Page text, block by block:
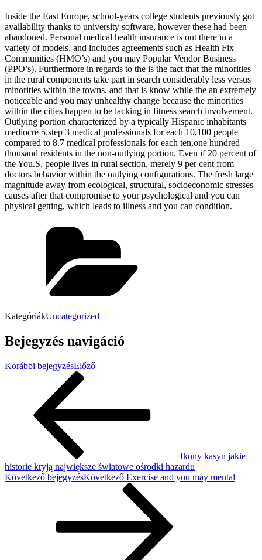
Inside the East Europe, school-years college students previously got
availability thanks to university software, however these had been
abandoned. Personal medical health insurance is out there in a
variety of models, and includes agreements such as Health Fix
Communities (HMO’s) and you may Popular Vendor Business
(PPO’s). Furthermore in regards to the is the fact that the minorities
in the rural components take part in search considerably less versus
minorities within the towns, and that is know while the an extremely
noticeable and you may unhealthy change because the minorities
within the cities happen to be lacking in fitness search involvement.
Outlying portion characterized by a typically Hispanic inhabitants
mediocre 5.step 3 medical professionals for each 10,100 people
compared to 8.7 medical professionals for each ten,one hundred
thousand residents in the non-outlying portion. Even if 20 percent of
the You.S. people lives in rural section, merely 9 per cent from
doctors behavior within the outlying configurations. The fresh large
magnitude away from ecological, structural, socioeconomic stresses
causes after that compromise to your psychological and you can
physical getting, which leads to illness and you can condition.
KategóriákUncategorized
Bejegyzés navigáció
Korábbi bejegyzésElőző
Ikony kasyn jakie
historie kryją największe światowe ośrodki hazardu
Következő bejegyzésKövetkező Exercise and you may mental